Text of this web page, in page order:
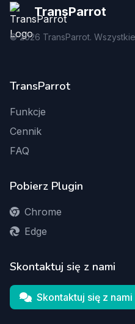
TransParrot
©2026 TransParrot.
TransParrot
Funkcje
Cennik
FAQ
Pobierz Plugin
Chrome
Edge
Skontaktuj się z nami
Skontaktuj się z nami